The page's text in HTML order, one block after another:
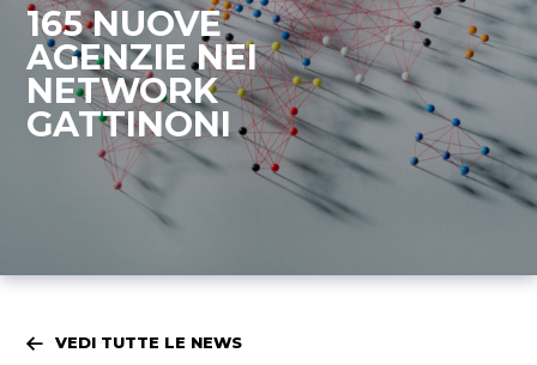
165 NUOVE
AGENZIE NEI
NETWORK
GATTINONI
VEDI TUTTE LE NEWS